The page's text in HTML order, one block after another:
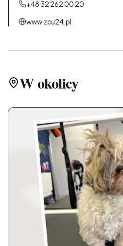
+48 32 262 00 20
www.zcu24.pl
W okolicy